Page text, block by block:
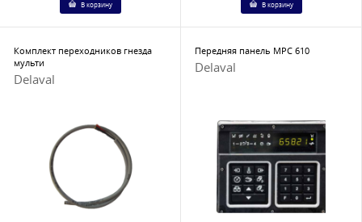
В корзину В корзину
Комплект переходников гнезда
мульти
Delaval
Передняя панель MPC 610
Delaval